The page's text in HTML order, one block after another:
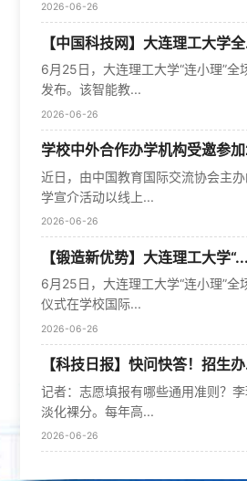
2026-06-26
【中国科技网】大连理工大学
6月25日，大连理工大学“连小理”全
发布。该智能教...
2026-06-26
学校中外合作办学机构受邀参
近日，由中国教育国际交流协会主
学宣介活动以线上...
2026-06-26
【锻造新优势】大连理工大学“...
6月25日，大连理工大学“连小理”全
仪式在学校国际...
2026-06-26
【科技日报】快问快答！招生
记者：志愿填报有哪些通用准则？李
淡化裸分。每年高...
2026-06-26